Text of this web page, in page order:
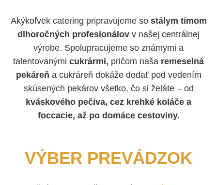
Akýkoľvek catering pripravujeme so stálym tímom
dlhoročných profesionálov v našej centrálnej
výrobe. Spolupracujeme so známymi a
talentovanými cukrármi, pričom naša remeselná
pekáreň a cukráreň dokáže dodať pod vedením
skúsených pekárov všetko, čo si želáte – od
kváskového pečiva, cez krehké koláče a
foccacie, až po domáce cestoviny.
VÝBER PREVÁDZOK